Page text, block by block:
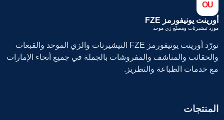
OU
أورينت يونيفورمز FZE
مورد تيشيرتات ومصنّع زي موحد
تورّد أورينت يونيفورمز FZE التيشيرتات والزي الموحد والقبعات
والحقائب والمناشف والمفروشات بالجملة في جميع أنحاء الإمارات
مع خدمات الطباعة والتطريز.
المنتجات